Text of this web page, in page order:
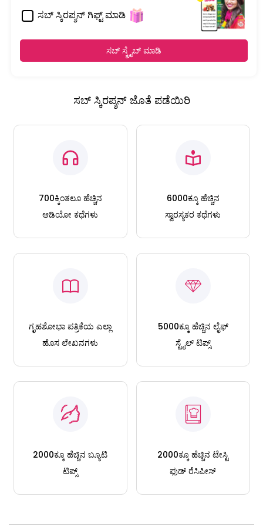
ಸಬ್ ಸ್ಕಿರಪ್ಶನ್ ಗಿಫ್ಟ್ ಮಾಡಿ
ಸಬ್ ಸ್ಕ್ರೈಬ್ ಮಾಡಿ
ಸಬ್ ಸ್ಕಿರಪ್ಶನ್ ಜೊತೆ ಪಡೆಯಿರಿ
700ಕ್ಕಿಂತಲೂ ಹೆಚ್ಚಿನ
ಆಡಿಯೋ ಕಥೆಗಳು
6000ಕ್ಕೂ ಹೆಚ್ಚಿನ
ಸ್ವಾರಸ್ಯಕರ ಕಥೆಗಳು
ಗೃಹಶೋಭಾ ಪತ್ರಿಕೆಯ ಎಲ್ಲಾ
ಹೊಸ ಲೇಖನಗಳು
5000ಕ್ಕೂ ಹೆಚ್ಚಿನ ಲೈಫ್
ಸ್ಟೈಲ್ ಟಿಪ್ಸ್
2000ಕ್ಕೂ ಹೆಚ್ಚಿನ ಬ್ಯೂಟಿ
ಟಿಪ್ಸ್
2000ಕ್ಕೂ ಹೆಚ್ಚಿನ ಟೇಸ್ಟಿ
ಫುಡ್ ರೆಸಿಪೀಸ್